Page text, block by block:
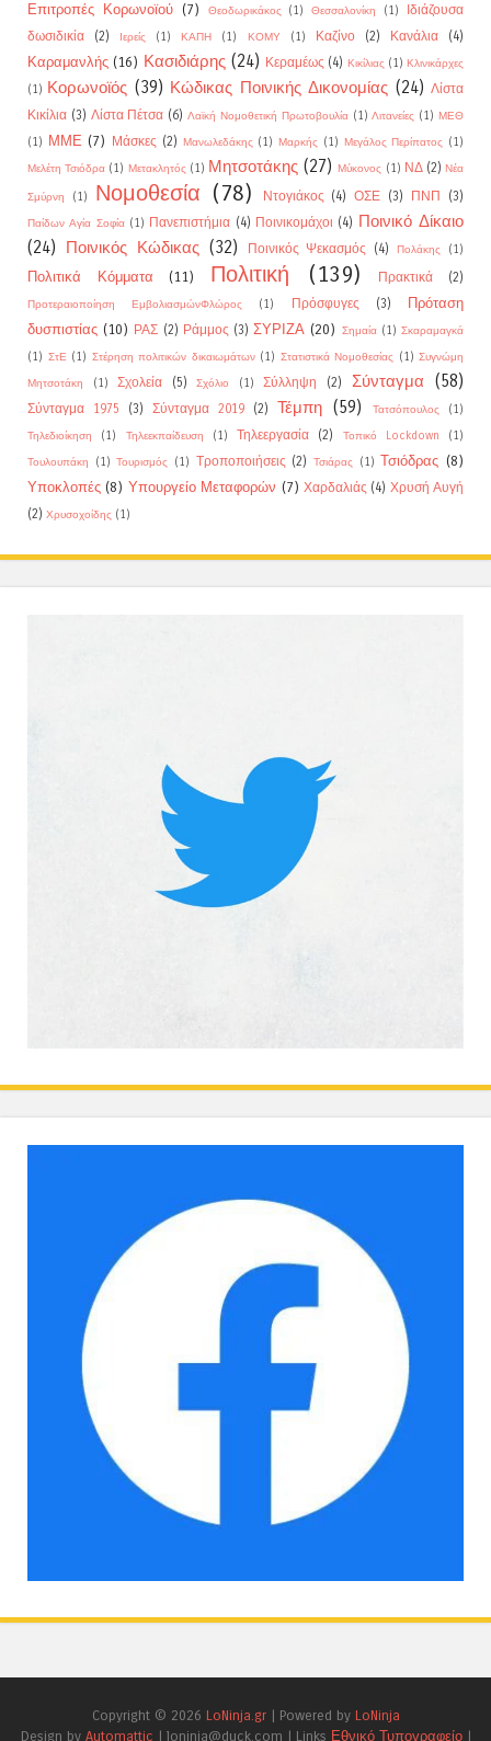
Επιτροπές Κορωνοϊού (7) Θεοδωρικάκος (1) Θεσσαλονίκη (1)
Ιδιάζουσα
δωσιδικία
(2) Ιερείς (1) ΚΑΠΗ (1) ΚΟΜΥ (1) Καζίνο (2) Κανάλια (4)
Καραμανλής (16) Κασιδιάρης (24) Κεραμέως (4) Κικίλιας (1) Κλινικάρχες
(1) Κορωνοϊός (39) Κώδικας Ποινικής Δικονομίας (24) Λίστα
Κικίλια (3) Λίστα Πέτσα (6) Λαϊκή Νομοθετική Πρωτοβουλία (1) Λιτανείες (1) ΜΕΘ
(1)
ΜΜΕ (7) Μάσκες (2) Μανωλεδάκης (1) Μαρκής (1) Μεγάλος Περίπατος (1)
Μελέτη Τσιόδρα (1) Μετακλητός (1) Μητσοτάκης (27) Μύκονος (1) ΝΔ (2) Νέα
Σμύρνη (1) Νομοθεσία (78) Ντογιάκος (4) ΟΣΕ (3) ΠΝΠ (3)
Παίδων Αγία Σοφία (1) Πανεπιστήμια (4) Ποινικομάχοι (4) Ποινικό Δίκαιο
(24)
Ποινικός Κώδικας (32) Ποινικός Ψεκασμός (4) Πολάκης (1)
Πολιτικά Κόμματα (11) Πολιτική (139) Πρακτικά (2)
Προτεραιοποίηση ΕμβολιασμώνΦλώρος (1) Πρόσφυγες (3)
Πρόταση
δυσπιστίας (10) ΡΑΣ (2) Ράμμος (3) ΣΥΡΙΖΑ (20) Σημαία (1) Σκαραμαγκά
(1) ΣτΕ (1) Στέρηση πολιτικών δικαιωμάτων (1) Στατιστικά Νομοθεσίας (1) Συγνώμη
Μητσοτάκη
(1) Σχολεία (5) Σχόλιο (1) Σύλληψη (2) Σύνταγμα (58)
Σύνταγμα 1975 (3) Σύνταγμα 2019 (2) Τέμπη (59) Τατσόπουλος
(1)
Τηλεδιοίκηση
(1) Τηλεεκπαίδευση (1) Τηλεεργασία (2) Τοπικό Lockdown
(1)
Τουλουπάκη
(1) Τουρισμός (1) Τροποποιήσεις (2) Τσιάρας (1) Τσιόδρας (8)
Υποκλοπές (8) Υπουργείο Μεταφορών (7) Χαρδαλιάς (4) Χρυσή Αυγή
(2) Χρυσοχοίδης (1)
Copyright © 2026 LoNinja.gr| Powered by LoNinja
Design by Automattic | loninja@duck.com | Links Εθνικό Τυπογραφείο|